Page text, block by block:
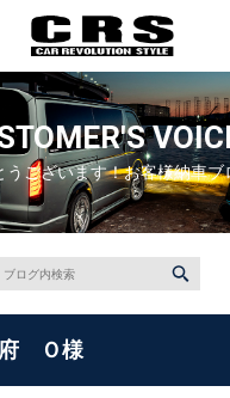
うございます！お客様納車ブ
Ｏ様